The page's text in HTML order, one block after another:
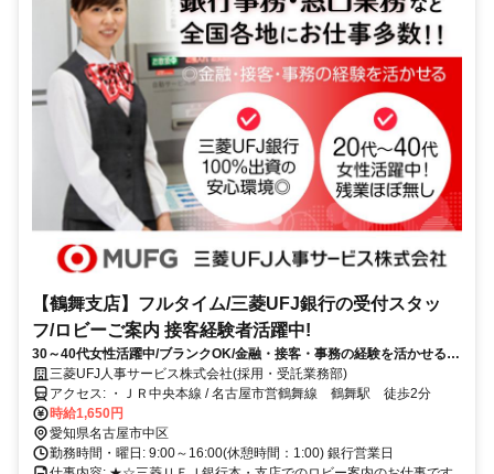
【鶴舞支店】フルタイム/三菱UFJ銀行の受付スタッ
フ/ロビーご案内 接客経験者活躍中!
30～40代女性活躍中/ブランクOK/金融・接客・事務の経験を活かせる！
残業もほぼないためワークライフバランスを重視したい方に最適です。
三菱UFJ人事サービス株式会社(採用・受託業務部)
アクセス: ・ＪＲ中央本線 / 名古屋市営鶴舞線 鶴舞駅 徒歩2分
時給1,650円
愛知県名古屋市中区
勤務時間・曜日: 9:00～16:00(休憩時間：1:00) 銀行営業日